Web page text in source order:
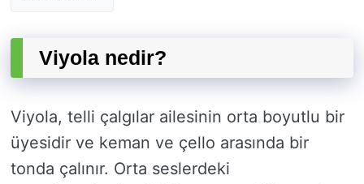
Viyola nedir?
Viyola, telli çalgılar ailesinin orta boyutlu bir
üyesidir ve keman ve çello arasında bir
tonda çalınır. Orta seslerdeki